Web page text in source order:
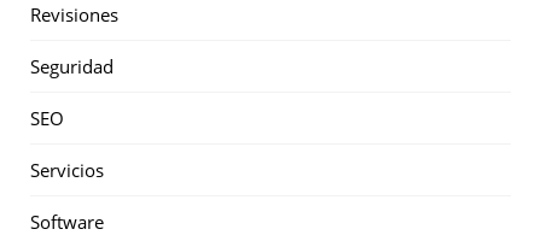
Revisiones
Seguridad
SEO
Servicios
Software